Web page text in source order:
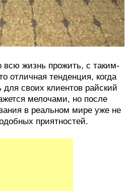
всю жизнь прожить, с таким-
отличная тенденция, когда
своих клиентов райский
мелочами, но после
в реальном мире уже не
приятностей.